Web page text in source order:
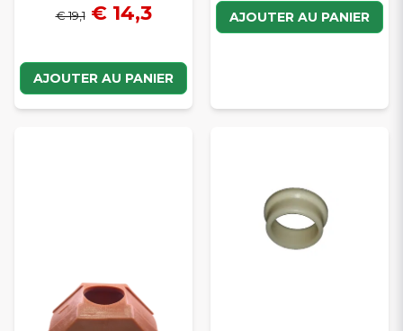
€ 19,1 € 14,3
AJOUTER AU PANIER
AJOUTER AU PANIER